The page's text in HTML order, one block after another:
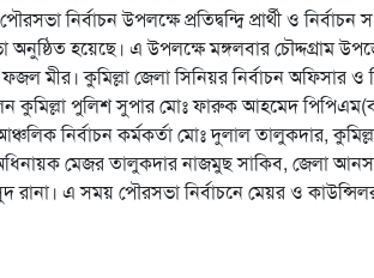
নির্বাচন উপলক্ষে প্রতিদ্বন্দ্বি প্রার্থী ও নির্বাচন
হয়েছে। এ উপলক্ষে মঙ্গলবার চৌদ্দগ্রাম
মীর। কুমিল্লা জেলা সিনিয়র নির্বাচন অফিসার ও
কুমিল্লা পুলিশ সুপার মোঃ ফারুক আহমেদ
নির্বাচন কর্মকর্তা মোঃ দুলাল তালুকদার,
মেজর তালুকদার নাজমুছ সাকিব, জেলা
রানা। এ সময় পৌরসভা নির্বাচনে মেয়র ও